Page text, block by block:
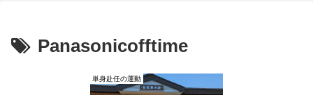
Panasonicofftime
単身赴任の運動